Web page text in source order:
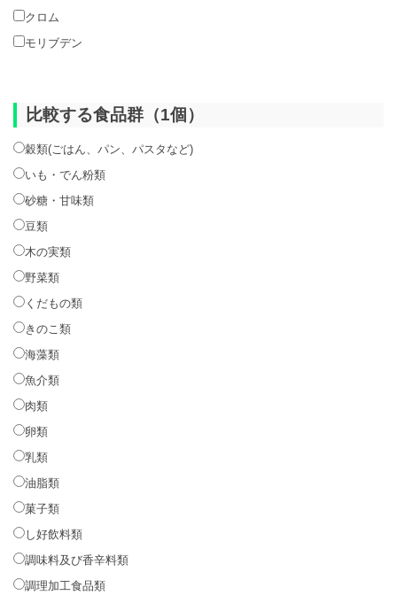
クロム
モリブデン
比較する食品群（1個）
穀類(ごはん、パン、パスタなど)
いも・でん粉類
砂糖・甘味類
豆類
木の実類
野菜類
くだもの類
きのこ類
海藻類
魚介類
肉類
卵類
乳類
油脂類
菓子類
し好飲料類
調味料及び香辛料類
調理加工食品類